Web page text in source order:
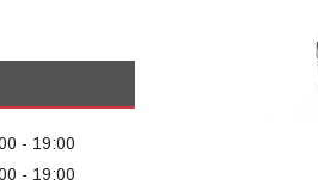
19:00
19:00